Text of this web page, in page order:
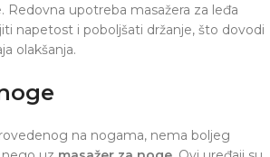
Redovna upotreba masažera za leđa
napetost i poboljšati držanje, što dovodi
olakšanja.
na nogama, nema boljeg